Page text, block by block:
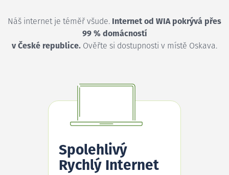
Náš internet je téměř všude. Internet od WIA pokrývá přes
99 % domácností
v České republice. Ověřte si dostupnosti v místě Oskava.
Spolehlivý
Rychlý Internet